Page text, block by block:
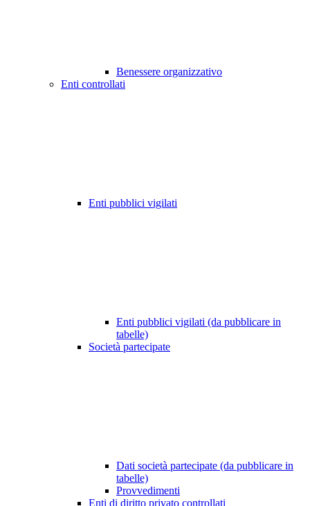
Benessere organizzativo
Enti controllati
Enti pubblici vigilati
Enti pubblici vigilati (da pubblicare in
tabelle)
Società partecipate
Dati società partecipate (da pubblicare in
tabelle)
Provvedimenti
Enti di diritto privato controllati